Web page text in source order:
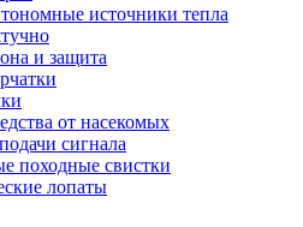
источники тепла
и защита
от насекомых
сигнала
походные свистки
лопаты